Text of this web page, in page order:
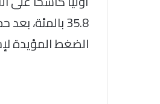
35.8
الضغط المؤيدة